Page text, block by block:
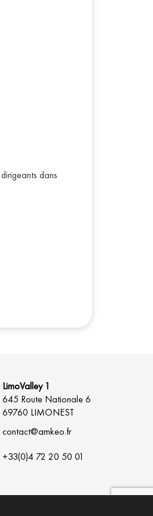
dans
LimoValley 1
645 Route Nationale 6
69760 LIMONEST
contact@amkeo.fr
+33(0)4 72 20 50 01